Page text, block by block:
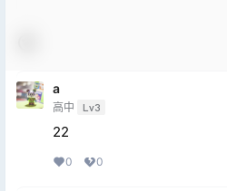
a
高中 Lv3
22
0 0